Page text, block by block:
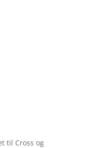
til Cross og